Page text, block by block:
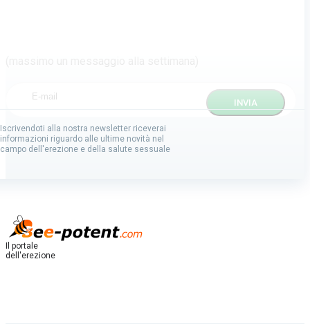
Iscrivendoti alla nostra newsletter riceverai
informazioni riguardo alle ultime novità nel
campo dell'erezione e della salute sessuale
Il portale
dell'erezione